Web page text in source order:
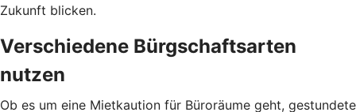
Zukunft blicken.
Verschiedene Bürgschaftsarten
nutzen
Ob es um eine Mietkaution für Büroräume geht, gestundete